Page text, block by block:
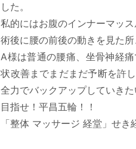
した。
私的にはお腹のインナーマッ
術後に腰の前後の動きを見た
A様は普通の腰痛、坐骨神経
状改善までまだまだ予断を許
全力でバックアップしていきた
目指せ！平昌五輪！！
「整体 マッサージ 経堂」せき